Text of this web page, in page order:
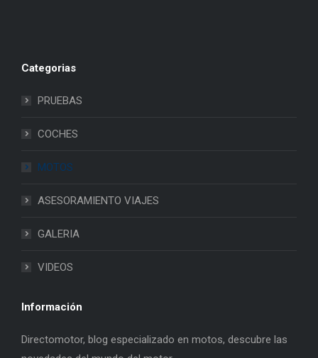
Categorias
PRUEBAS
COCHES
MOTOS
ASESORAMIENTO VIAJES
GALERIA
VIDEOS
Información
Directomotor, blog especializado en motos, descubre las